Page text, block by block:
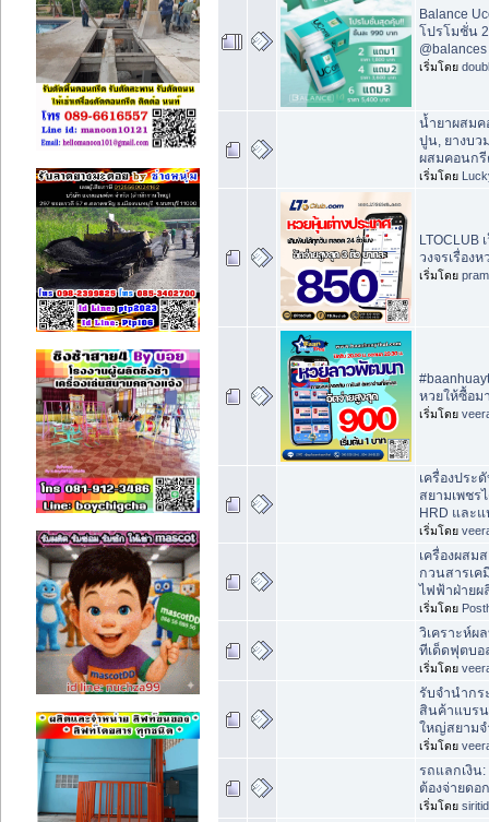
Balance
โปรโมชั่น
@balances
เริ่มโดย
น้ำยาผสมค
ปูน, ยางบว
ผสมคอนกรี
เริ่มโดย
LTOCLUB
วงจรเรื่อง
เริ่มโดย
หวยให้ซื้อ
เริ่มโดย
เครื่องประ
สยามเพชร
HRD และ
เริ่มโดย
เครื่องผสม
กวนสารเค
ไฟฟ้าฝ่ายผ
เริ่มโดย
วิเคราะห์ผ
ทีเด็ดฟุตบอ
เริ่มโดย
รับจำนำกร
สินค้าแบรน
ใหญ่สยาม
เริ่มโดย
รถแลกเงิน:
ต้องจ่ายดอ
เริ่มโดย